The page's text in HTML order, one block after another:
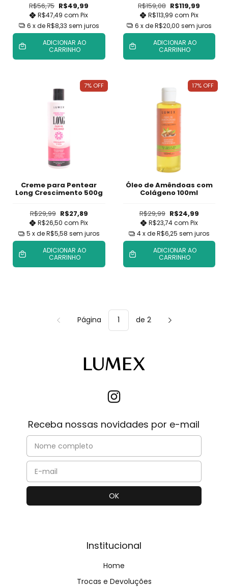
R$56,75 R$49,99
R$47,49com Pix
6 x deR$8,33 sem juros
ADICIONAR AO
CARRINHO
R$159,08 R$119,99
R$113,99 com Pix
6 x deR$20,00 sem juros
ADICIONAR AO
CARRINHO
7% OFF
Creme para Pentear
Long Crescimento 500g
R$29,99 R$27,89
R$26,50com Pix
5 x deR$5,58 sem juros
ADICIONAR AO
CARRINHO
17% OFF
Óleo de Amêndoas com
Colágeno 100ml
R$29,99 R$24,99
R$23,74com Pix
4x deR$6,25 sem juros
ADICIONAR AO
CARRINHO
Página de 2
Receba nossas novidades por e-mail
Institucional
Home
Trocas e Devoluções